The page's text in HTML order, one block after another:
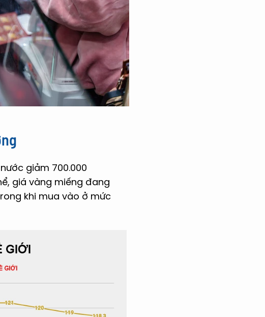
giảm 700.000
giá vàng miếng đang
khi mua vào ở mức